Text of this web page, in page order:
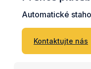
Automatické
Kontaktujte nás